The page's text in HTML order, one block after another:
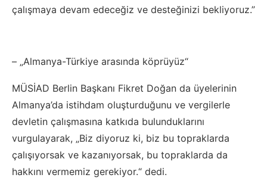
çalışmaya devam edeceğiz ve desteğinizi bekliyoruz.”
– „Almanya-Türkiye arasında köprüyüz“
MÜSİAD Berlin Başkanı Fikret Doğan da üyelerinin
Almanya’da istihdam oluşturduğunu ve vergilerle
devletin çalışmasına katkıda bulunduklarını
vurgulayarak, „Biz diyoruz ki, biz bu topraklarda
çalışıyorsak ve kazanıyorsak, bu topraklarda da
hakkını vermemiz gerekiyor.“ dedi.